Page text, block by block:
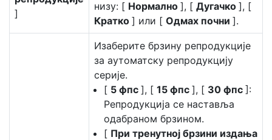
]
низу: [ Нормално ], [ Дугачко ], [
Кратко ] или [ Одмах почни ].
Изаберите брзину репродукције
за аутоматску репродукцију
серије.
[ 5 фпс ], [ 15 фпс ], [ 30 фпс ]:
Репродукција се наставља
одабраном брзином.
[ При тренутној брзини издања